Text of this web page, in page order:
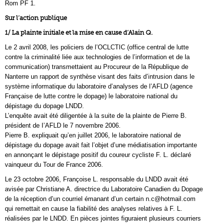
Rom PF 1.
Sur l’action publique
1/ La plainte initiale et la mise en cause d’Alain Q.
Le 2 avril 2008, les policiers de l’OCLCTIC (office central de lutte
contre la criminalité liée aux technologies de l’information et de la
communication) transmettaient au Procureur de la République de
Nanterre un rapport de synthèse visant des faits d’intrusion dans le
système informatique du laboratoire d’analyses de l’AFLD (agence
Française de lutte contre le dopage) le laboratoire national du
dépistage du dopage LNDD.
L’enquête avait été diligentée à la suite de la plainte de Pierre B.
président de I’AFLD le 7 novembre 2006.
Pierre B. expliquait qu’en juillet 2006, le laboratoire national de
dépistage du dopage avait fait l’objet d’une médiatisation importante
en annonçant le dépistage positif du coureur cycliste F. L. déclaré
vainqueur du Tour de France 2006.
Le 23 octobre 2006, Françoise L. responsable du LNDD avait été
avisée par Christiane A. directrice du Laboratoire Canadien du Dopage
de la réception d’un courriel émanant d’un certain n.c@hotmail.com
qui remettait en cause la fiabilité des analyses relatives à F. L.
réalisées par le LNDD. En pièces jointes figuraient plusieurs courriers